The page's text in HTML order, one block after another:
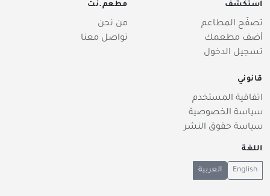
استكشف
تصفّح المطاعم
أضف مطعمك
تسجيل الدخول
مطعم.نت
من نحن
تواصل معنا
قانوني
اتفاقية المستخدم
سياسة الخصوصية
سياسة حقوق النشر
اللغة
English العربية